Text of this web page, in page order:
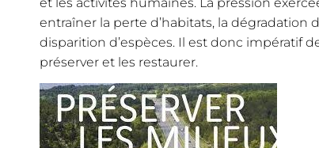
entraîner la perte d’habitats, la dégradation
disparition d’espèces. Il est donc impératif
préserver et les restaurer.